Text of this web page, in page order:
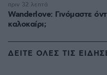
Wanderlove: Γινόμαστε
καλοκαίρι;
πριν 32 λεπτά
ΔΕΙΤΕ ΟΛΕΣ ΤΙΣ